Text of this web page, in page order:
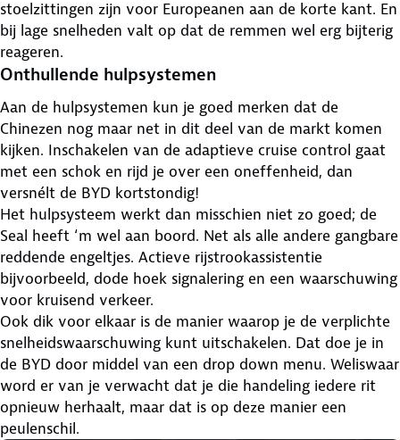
stoelzittingen zijn voor Europeanen aan de korte kant. En
bij lage snelheden valt op dat de remmen wel erg bijterig
reageren.
Onthullende hulpsystemen
Aan de hulpsystemen kun je goed merken dat de
Chinezen nog maar net in dit deel van de markt komen
kijken. Inschakelen van de adaptieve cruise control gaat
met een schok en rijd je over een oneffenheid, dan
versnélt de BYD kortstondig!
Het hulpsysteem werkt dan misschien niet zo goed; de
Seal heeft ‘m wel aan boord. Net als alle andere gangbare
reddende engeltjes. Actieve rijstrookassistentie
bijvoorbeeld, dode hoek signalering en een waarschuwing
voor kruisend verkeer.
Ook dik voor elkaar is de manier waarop je de verplichte
snelheidswaarschuwing kunt uitschakelen. Dat doe je in
de BYD door middel van een drop down menu. Weliswaar
word er van je verwacht dat je die handeling iedere rit
opnieuw herhaalt, maar dat is op deze manier een
peulenschil.